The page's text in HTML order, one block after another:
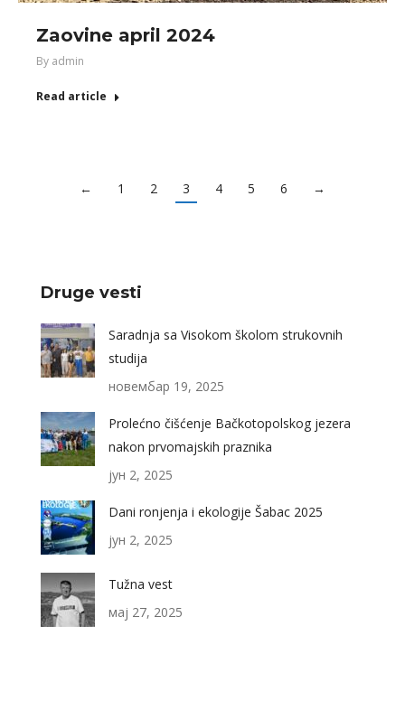
Zaovine april 2024
By admin
Read article
← 1 2 3 4 5 6 →
Druge vesti
Saradnja sa Visokom školom strukovnih
studija
новембар 19, 2025
Prolećno čišćenje Bačkotopolskog jezera
nakon prvomajskih praznika
јун 2, 2025
Dani ronjenja i ekologije Šabac 2025
јун 2, 2025
Tužna vest
мај 27, 2025